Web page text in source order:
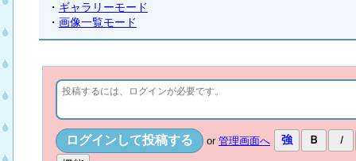
・ ギャラリーモード
・ 画像一覧モード
or 管理画面へ